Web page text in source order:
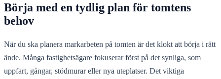
Börja med en tydlig plan för tomtens
behov
När du ska planera markarbeten på tomten är det klokt att börja i rätt
ände. Många fastighetsägare fokuserar först på det synliga, som
uppfart, gångar, stödmurar eller nya uteplatser. Det viktiga